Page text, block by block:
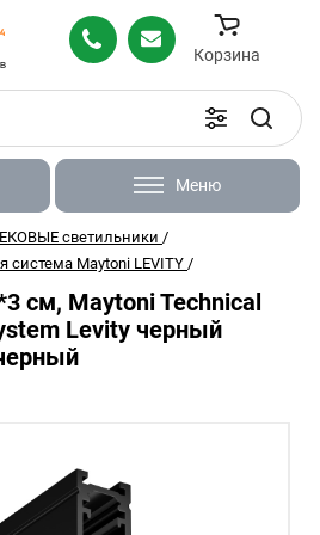
Корзина
Меню
светильники /
система Maytoni LEVITY /
см, Maytoni Technical
Levity черный